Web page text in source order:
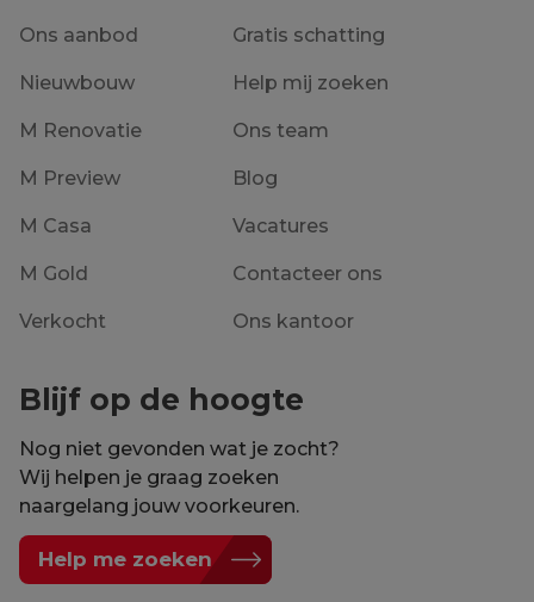
Ons aanbod
Nieuwbouw
M Renovatie
M Preview
M Casa
M Gold
Verkocht
Gratis schatting
Help mij zoeken
Ons team
Blog
Vacatures
Contacteer ons
Ons kantoor
Blijf op de hoogte
Nog niet gevonden wat je zocht?
Wij helpen je graag zoeken
naargelang jouw voorkeuren.
Help me zoeken